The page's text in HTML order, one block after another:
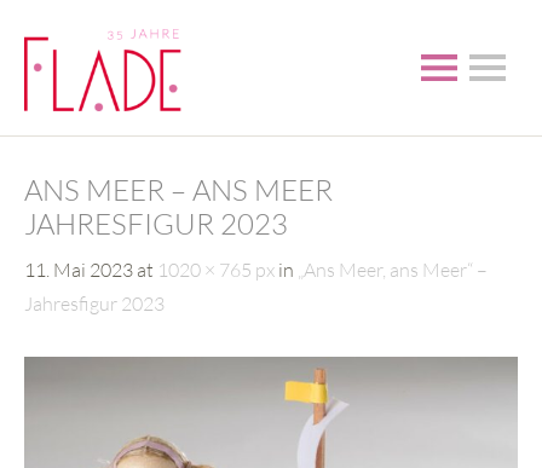
ANS MEER – ANS MEER
JAHRESFIGUR 2023
11. Mai 2023 at 1020 × 765 px in „Ans Meer, ans Meer“ –
Jahresfigur 2023